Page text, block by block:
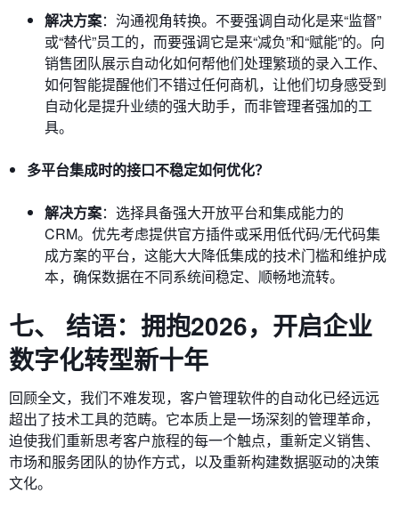
解决方案：沟通视角转换。不要强调自动化是来“监督”
或“替代”员工的，而要强调它是来“减负”和“赋能”的。向
销售团队展示自动化如何帮他们处理繁琐的录入工作、
如何智能提醒他们不错过任何商机，让他们切身感受到
自动化是提升业绩的强大助手，而非管理者强加的工
具。
多平台集成时的接口不稳定如何优化？
解决方案：选择具备强大开放平台和集成能力的
CRM。优先考虑提供官方插件或采用低代码/无代码集
成方案的平台，这能大大降低集成的技术门槛和维护成
本，确保数据在不同系统间稳定、顺畅地流转。
七、 结语：拥抱2026，开启企业
数字化转型新十年
回顾全文，我们不难发现，客户管理软件的自动化已经远远
超出了技术工具的范畴。它本质上是一场深刻的管理革命，
迫使我们重新思考客户旅程的每一个触点，重新定义销售、
市场和服务团队的协作方式，以及重新构建数据驱动的决策
文化。